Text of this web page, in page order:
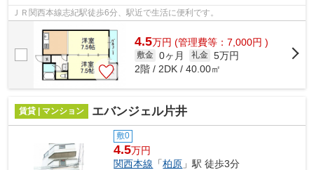
ＪＲ関西本線志紀駅徒歩6分、駅近で生活に便利です。
4.5万円 (管理費等：7,000円 )
敷金 0ヶ月 礼金 5万円
2階 / 2DK / 40.00㎡
賃貸 | マンション エバンジェル片井
敷0
4.5万円
関西本線 「柏原 」駅 徒歩3分